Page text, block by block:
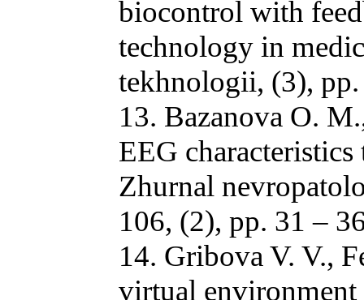
biocontrol with
technology in
tekhnologii, (3),
13. Bazanova O.
EEG
Zhurnal
106, (2), pp. 31 –
14. Gribova V. V.,
virtual environment